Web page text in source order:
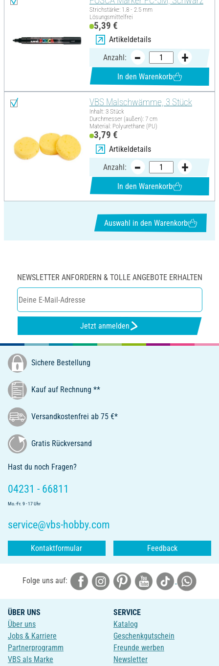
Strichstärke: 1.8 - 2.5 mm
Lösungsmittelfrei
5,39 €
Artikeldetails
Anzahl:
In den Warenkorb
VBS Malschwämme, 3 Stück
Inhalt: 3 Stück
Durchmesser (außen): 7 cm
Material: Polyurethane (PU)
3,79 €
Artikeldetails
Anzahl:
In den Warenkorb
Auswahl in den Warenkorb
NEWSLETTER ANFORDERN & TOLLE ANGEBOTE ERHALTEN
Jetzt anmelden
Sichere Bestellung
Kauf auf Rechnung **
Versandkostenfrei ab 75 €*
Gratis Rückversand
Hast du noch Fragen?
04231 - 66811
Mo.-Fr. 9 - 17 Uhr
service@vbs-hobby.com
Kontaktformular Feedback
Folge uns auf:
ÜBER UNS
Über uns
Jobs & Karriere
Partnerprogramm
VBS als Marke
SERVICE
Katalog
Geschenkgutschein
Freunde werben
Newsletter